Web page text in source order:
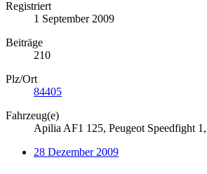
Registriert
1 September 2009
Beiträge
210
Plz/Ort
84405
Fahrzeug(e)
Apilia AF1 125, Peugeot Speedfight
28 Dezember 2009